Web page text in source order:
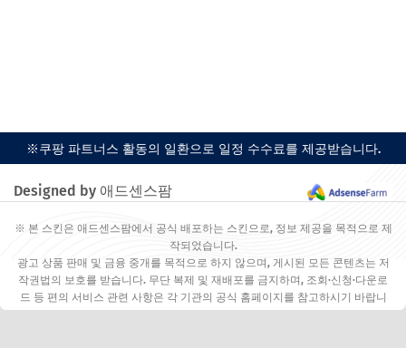
※쿠팡 파트너스 활동의 일환으로 일정 수수료를 제공받습니다.
Designed by 애드센스팜
※ 본 스킨은 애드센스팜에서 공식 배포하는 스킨으로, 정보 제공을 목적으로 제
작되었습니다.
광고 상품 판매 및 금융 중개를 목적으로 하지 않으며, 게시된 모든 콘텐츠는 저
작권법의 보호를 받습니다. 무단 복제 및 재배포를 금지하며, 조회·신청·다운로
드 등 편의 서비스 관련 사항은 각 기관의 공식 홈페이지를 참고하시기 바랍니